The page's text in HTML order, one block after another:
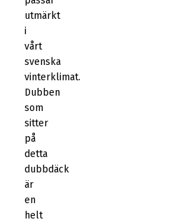
utmärkt
i
vårt
svenska
vinterklimat.
Dubben
som
sitter
på
detta
dubbdäck
är
en
helt